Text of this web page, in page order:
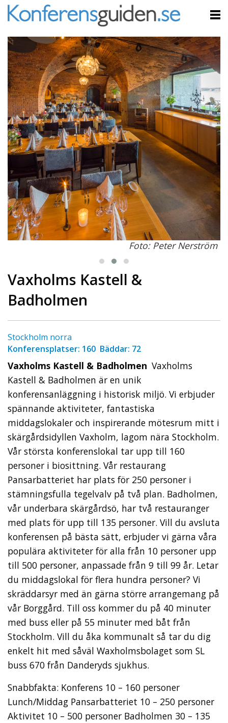
Foto: Peter Nerström
Vaxholms Kastell &
Badholmen
Stockholm norra
Konferensplatser: 160 Bäddar: 72
Vaxholms Kastell & Badholmen Vaxholms
Kastell & Badholmen är en unik
konferensanläggning i historisk miljö. Vi erbjuder
spännande aktiviteter, fantastiska
middagslokaler och inspirerande mötesrum mitt i
skärgårdsidyllen Vaxholm, lagom nära Stockholm.
Vår största konferenslokal tar upp till 160
personer i biosittning. Vår restaurang
Pansarbatteriet har plats för 250 personer i
stämningsfulla tegelvalv på två plan. Badholmen,
vår underbara skärgårdsö, har två restauranger
med plats för upp till 135 personer. Vill du avsluta
konferensen på bästa sätt, erbjuder vi gärna våra
populära aktiviteter för alla från 10 personer upp
till 500 personer, anpassade från 9 till 99 år. Letar
du middagslokal för flera hundra personer? Vi
skräddarsyr med än gärna större arrangemang på
vår Borggård. Till oss kommer du på 40 minuter
med buss eller på 55 minuter med båt från
Stockholm. Vill du åka kommunalt så tar du dig
enkelt hit med såväl Waxholmsbolaget som SL
buss 670 från Danderyds sjukhus.
Snabbfakta: Konferens 10 – 160 personer
Lunch/Middag Pansarbatteriet 10 – 250 personer
Aktivitet 10 – 500 personer Badholmen 30 – 135